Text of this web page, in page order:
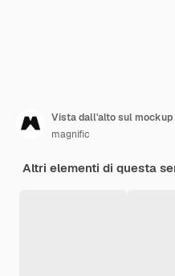
Vista dall'alto sul
magnific
Altri elementi di questa